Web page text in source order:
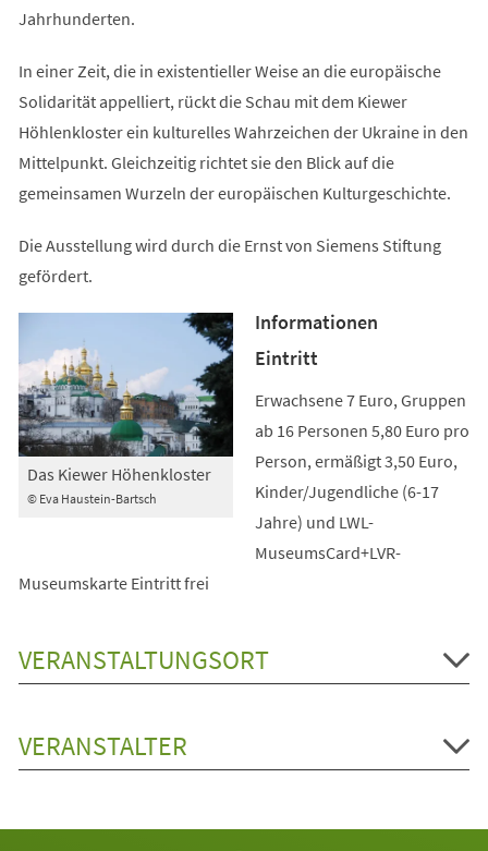
Jahrhunderten.
In einer Zeit, die in existentieller Weise an die europäische
Solidarität appelliert, rückt die Schau mit dem Kiewer
Höhlenkloster ein kulturelles Wahrzeichen der Ukraine in den
Mittelpunkt. Gleichzeitig richtet sie den Blick auf die
gemeinsamen Wurzeln der europäischen Kulturgeschichte.
Die Ausstellung wird durch die Ernst von Siemens Stiftung
gefördert.
© Eva Haustein-Bartsch
Das Kiewer Höhenkloster
Informationen
Eintritt
Erwachsene 7 Euro, Gruppen
ab 16 Personen 5,80 Euro pro
Person, ermäßigt 3,50 Euro,
Kinder/Jugendliche (6-17
Jahre) und LWL-
MuseumsCard+LVR-
Museumskarte Eintritt frei
VERANSTALTUNGSORT
VERANSTALTER